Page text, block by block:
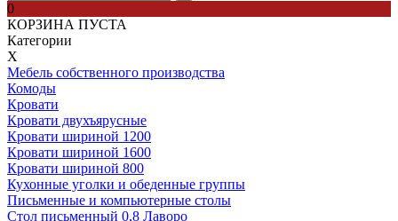
0
КОРЗИНА ПУСТА
Категории
Х
Мебель собственного производства
Комоды
Кровати
Кровати двухъярусные
Кровати шириной 1200
Кровати шириной 1600
Кровати шириной 800
Кухонные уголки и обеденные группы
Письменные и компьютерные столы
Стол письменный 0,8 Лаворо